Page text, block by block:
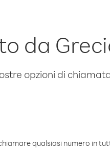
da
opzioni di
qualsiasi numero in